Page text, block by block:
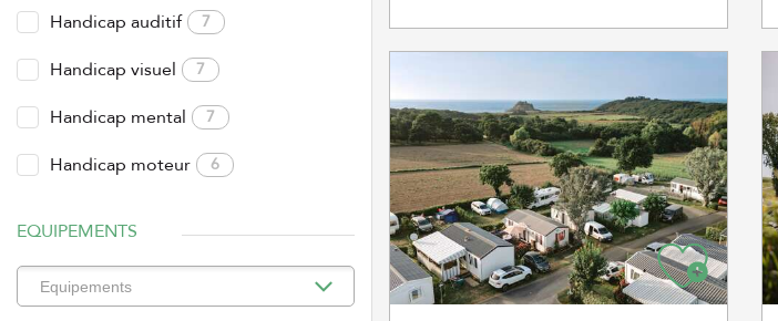
Handicap auditif 7
Handicap visuel 7
Handicap mental 7
Handicap moteur 6
EQUIPEMENTS